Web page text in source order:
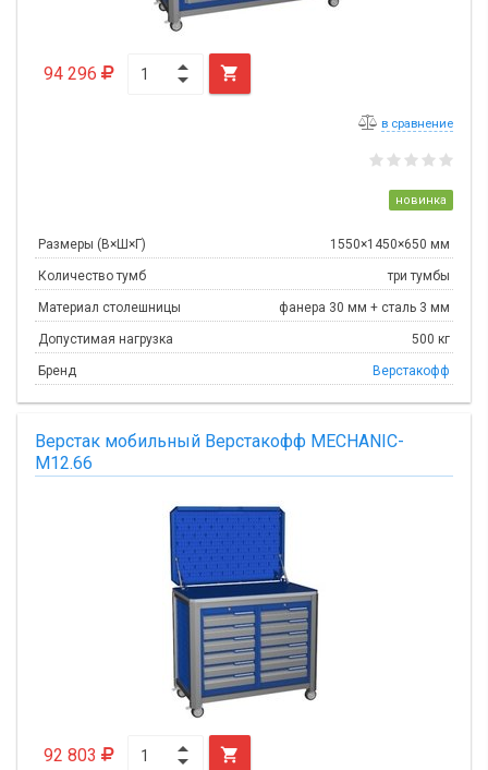
94 296 
в сравнение
новинка
Размеры (В×Ш×Г) 1550×1450×650 мм
Количество тумб три тумбы
Материал столешницы фанера 30 мм + сталь 3 мм
Допустимая нагрузка 500 кг
Бренд Верстакофф
Верстак мобильный Верстакофф MECHANIC-
М12.66
92 803 